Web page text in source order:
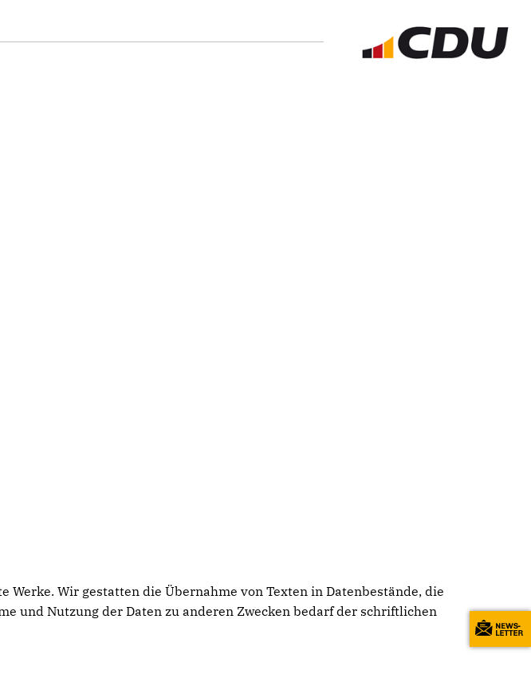
Wir gestatten die Übernahme von Texten in Datenbestände, die
und Nutzung der Daten zu anderen Zwecken bedarf der schriftlichen